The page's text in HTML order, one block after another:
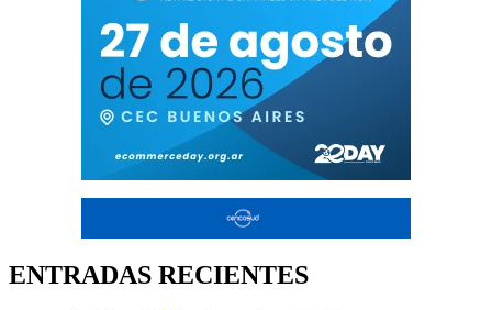
ENTRADAS RECIENTES